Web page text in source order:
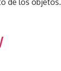
de los objetos.